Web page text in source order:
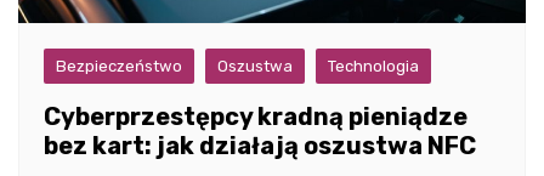
Bezpieczeństwo Oszustwa Technologia
Cyberprzestępcy kradną pieniądze
bez kart: jak działają oszustwa NFC